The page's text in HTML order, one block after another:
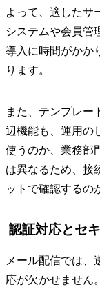
よって、適したサ
システムや会員管
導入に時間がかか
ります。
また、テンプレー
辺機能も、運用の
使うのか、業務部
は異なるため、接
ットで確認するの
認証対応とセ
メール配信では、
応が欠かせません